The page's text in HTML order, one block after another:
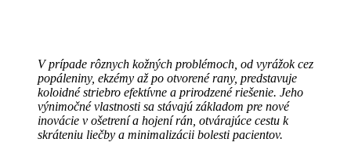
V prípade rôznych kožných problémoch, od vyrážok cez
popáleniny, ekzémy až po otvorené rany, predstavuje
koloidné striebro efektívne a prirodzené riešenie. Jeho
výnimočné vlastnosti sa stávajú základom pre nové
inovácie v ošetrení a hojení rán, otvárajúce cestu k
skráteniu liečby a minimalizácii bolesti pacientov.